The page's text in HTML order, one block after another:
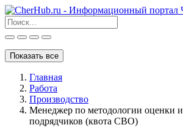
Показать все
Главная
Работа
Производство
Менеджер по методологии оценки и
подрядчиков (квота СВО)